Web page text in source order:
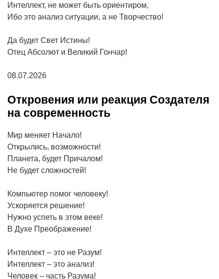
Интеллект, не может быть ориентиром,
Ибо это анализ ситуации, а не Творчество!
Да будет Свет Истины!
Отец Абсолют и Великий Гончар!
08.07.2026
Откровения или реакция Создателя
на современность
Мир меняет Начало!
Открылись, возможности!
Планета, будет Причалом!
Не будет сложностей!
Компьютер помог человеку!
Ускоряется решение!
Нужно успеть в этом веке!
В Духе Преображение!
Интеллект – это не Разум!
Интеллект – это анализ!
Человек – часть Разума!